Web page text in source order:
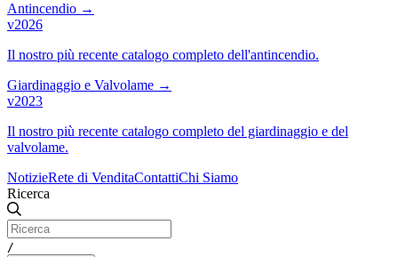
Antincendio →
v2026
Il nostro più recente catalogo completo dell'antincendio.
Giardinaggio e Valvolame →
v2023
Il nostro più recente catalogo completo del giardinaggio e del
valvolame.
NotizieRete di VenditaContattiChi Siamo
Ricerca
/